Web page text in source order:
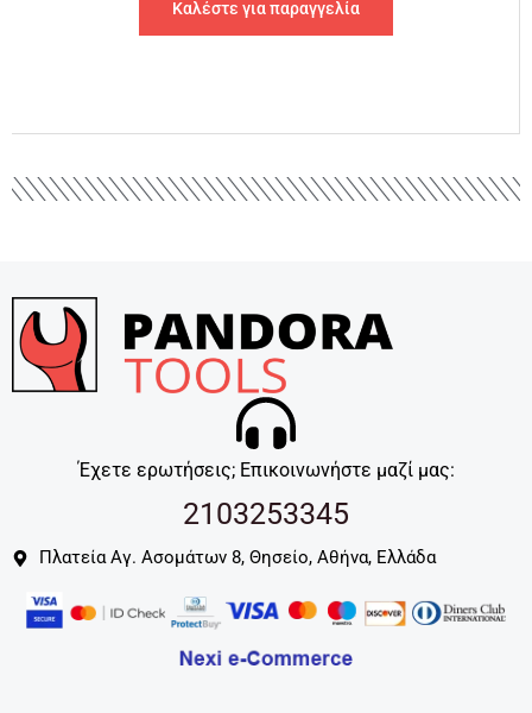
Καλέστε για παραγγελία
Έχετε ερωτήσεις; Επικοινωνήστε μαζί μας:
2103253345
Πλατεία Αγ. Ασομάτων 8, Θησείο, Αθήνα, Ελλάδα